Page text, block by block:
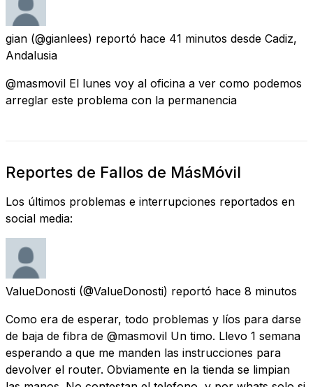
gian (@gianlees) reportó hace 41 minutos desde Cadiz,
Andalusia
@masmovil El lunes voy al oficina a ver como podemos
arreglar este problema con la permanencia
Reportes de Fallos de MásMóvil
Los últimos problemas e interrupciones reportados en
social media:
ValueDonosti (@ValueDonosti) reportó hace 8 minutos
Como era de esperar, todo problemas y líos para darse
de baja de fibra de @masmovil Un timo. Llevo 1 semana
esperando a que me manden las instrucciones para
devolver el router. Obviamente en la tienda se limpian